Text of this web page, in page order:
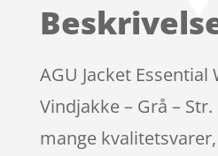
kundebedø
AGU Jacket Essential
Vindjakke – Grå –
mange